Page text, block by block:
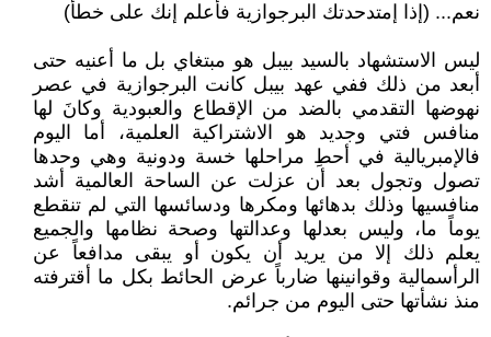
نعم... (إذا إمتدحدتك البرجوازية فأعلم إنك على خطأ)
ليس الاستشهاد بالسيد بيبل هو مبتغاي بل ما أعنيه حتى
أبعد من ذلك ففي عهد بيبل كانت البرجوازية في عصر
نهوضها التقدمي بالضد من الإقطاع والعبودية وكانَ لها
منافس فتي وجديد هو الاشتراكية العلمية، أما اليوم
فالإمبريالية في أحطِ مراحلها خسة ودونية وهي وحدها
تصول وتجول بعد أن عزلت عن الساحة العالمية أشد
منافسيها وذلك بدهائها ومكرها ودسائسها التي لم تنقطع
يوماً ما، وليس بعدلها وعدالتها وصحة نظامها والجميع
يعلم ذلك إلا من يريد أن يكون أو يبقى مدافعاً عن
الرأسمالية وقوانينها ضارباً عرض الحائط بكل ما أقترفته
منذ نشأتها حتى اليوم من جرائم.